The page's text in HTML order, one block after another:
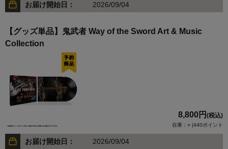
お届け開始日： 2026/09/04
【グッズ単品】鬼武者 Way of the Sword Art & Music
Collection
8,800円 (税込)
在庫：○ |440ポイント
お届け開始日： 2026/09/04